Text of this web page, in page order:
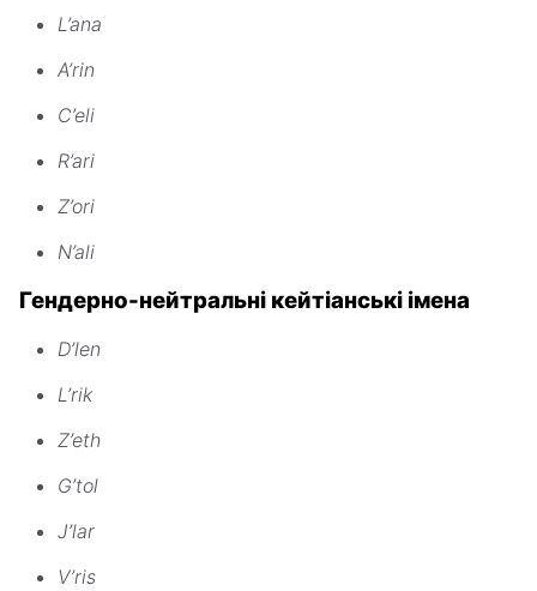
L’ana
A’rin
C’eli
R’ari
Z’ori
N’ali
Гендерно-нейтральні кейтіанські імена
D’len
L’rik
Z’eth
G’tol
J’lar
V’ris